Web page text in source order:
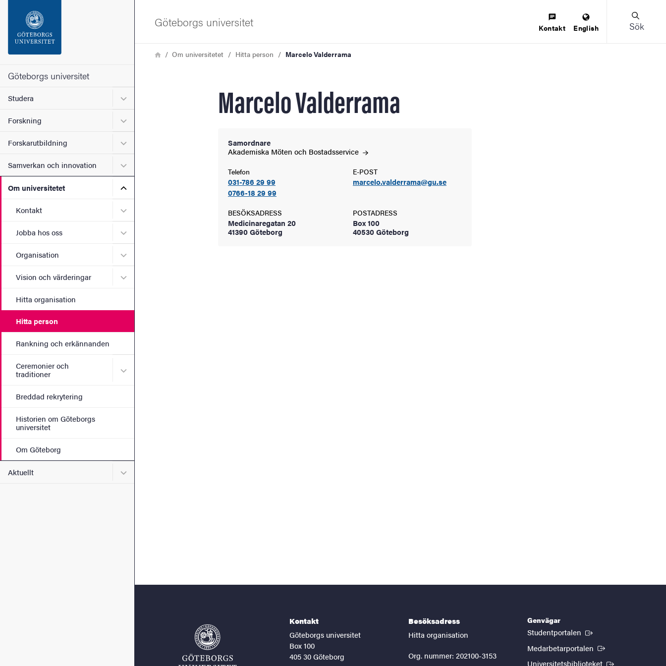
Sidfoten
Om webbplatsen
Göteborgs universitet
Studera Undermeny för Studera
Forskning Undermeny för Forskning
Forskarutbildning Undermeny för Forskarutbildning
Samverkan och innovation Undermeny för Samverkan och innovation
Om universitetet Undermeny för Om universitetet
Kontakt Undermeny för Kontakt
Jobba hos oss Undermeny för Jobba hos oss
Organisation Undermeny för Organisation
Vision och värderingar Undermeny för Vision och värderingar
Hitta organisation
Hitta person
Rankning och erkännanden
Ceremonier och
traditioner
Undermeny för Ceremonier och traditioner
Breddad rekrytering
Historien om Göteborgs
universitet
Om Göteborg
Aktuellt Undermeny för Aktuellt
Göteborgs universitet Kontakt English Sök
LänkstigHemOm universitetet Hitta person Marcelo Valderrama
Marcelo Valderrama
Samordnare
Akademiska Möten och Bostadsservice
Telefon
031-786 29 99
0766-18 29 99
E-POST
marcelo.valderrama@gu.se
BESÖKSADRESS
Medicinaregatan 20
41390 Göteborg
POSTADRESS
Box 100
40530 Göteborg
Kontakt
Göteborgs universitet
Box 100
405 30 Göteborg
Besöksadress
Hitta organisation
Org. nummer: 202100-3153
Genvägar
Studentportalen (Extern länk)
Medarbetarportalen (Extern länk)
Universitetsbiblioteket (Extern länk)